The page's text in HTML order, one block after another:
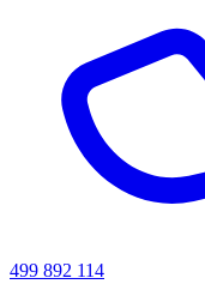
499 892 114